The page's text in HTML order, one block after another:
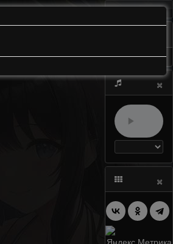
МЕНЮ
×
×